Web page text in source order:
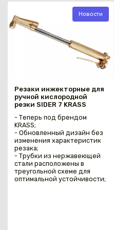
Новости
Резаки инжекторные для
ручной кислородной
резки SIDER 7 KRASS
- Теперь под брендом
KRASS;
- Обновленный дизайн без
изменения характеристик
резака;
- Трубки из нержавеющей
стали расположены в
треугольной схеме для
оптимальной устойчивости;